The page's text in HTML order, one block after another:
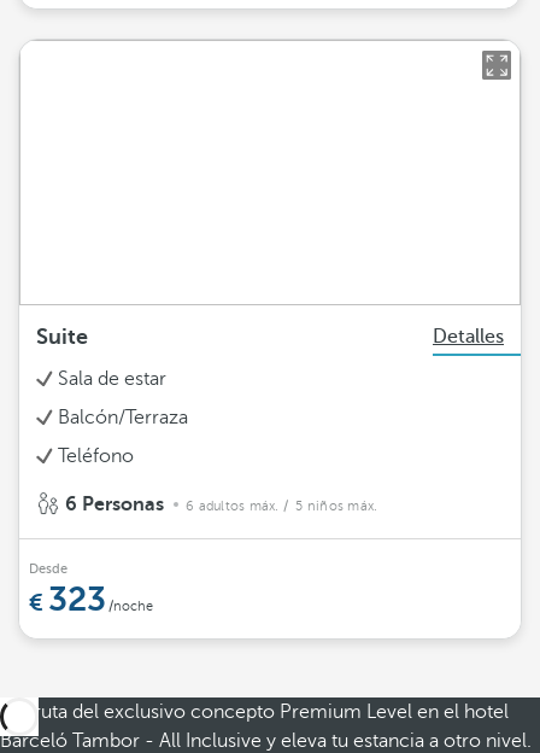
Suite
Detalles
Sala de estar
Balcón/Terraza
Teléfono
6 Personas 6 adultos máx. / 5 niños máx.
Desde
323 /noche
Disfruta del exclusivo concepto Premium Level en el hotel
Barceló Tambor - All Inclusive y eleva tu estancia a otro nivel.